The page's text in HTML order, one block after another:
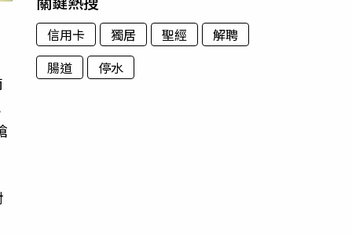
信用卡 獨居 聖經
解聘
腸道
停水